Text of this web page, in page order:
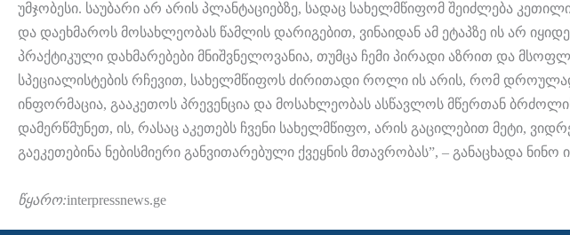
უმჯობესი. საუბარი არ არის პლანტაციებზე, სადაც სახელმწიფომ შეიძლება
და დაეხმაროს მოსახლეობას წამლის დარიგებით, ვინაიდან ამ ეტაპზე ის არ
პრაქტიკული დახმარებები მნიშვნელოვანია, თუმცა ჩემი პირადი აზრით და
სპეციალისტების რჩევით, სახელმწიფოს ძირითადი როლი ის არის, რომ
ინფორმაცია, გააკეთოს პრევენცია და მოსახლეობას ასწავლოს მწერთან
დამერწმუნეთ, ის, რასაც აკეთებს ჩვენი სახელმწიფო, არის გაცილებით მეტი,
გაეკეთებინა ნებისმიერი განვითარებული ქვეყნის მთავრობას”, – განაცხადა ნინო
წყარო:interpressnews.ge